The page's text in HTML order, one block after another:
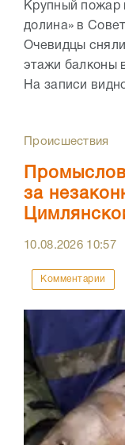
Крупный пожар
долина» в
Очевидцы
этажи балконы
На записи
Происшествия
за
10.08.2026 10:57
Комментарии